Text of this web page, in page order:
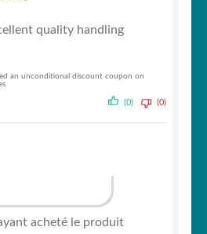
quality handling
an unconditional discount coupon on
(0) (0)
acheté le produit